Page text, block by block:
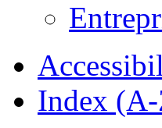
Index